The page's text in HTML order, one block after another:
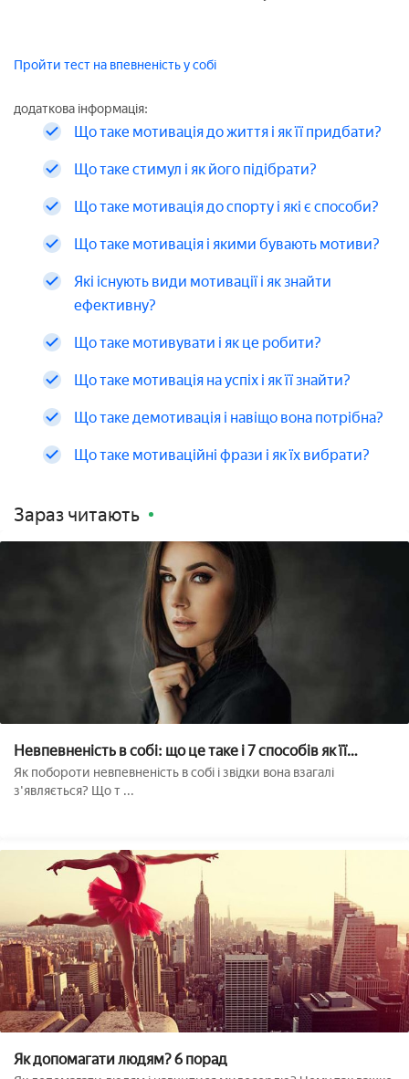
Пройти тест на впевненість у собі
додаткова інформація:
Що таке мотивація до життя і як її придбати?
Що таке стимул і як його підібрати?
Що таке мотивація до спорту і які є способи?
Що таке мотивація і якими бувають мотиви?
Які існують види мотивації і як знайти
ефективну?
Що таке мотивувати і як це робити?
Що таке мотивація на успіх і як її знайти?
Що таке демотивація і навіщо вона потрібна?
Що таке мотиваційні фрази і як їх вибрати?
Зараз читають
Невпевненість в собі: що це таке і 7 способів як її
побороти
Як побороти невпевненість в собі і звідки вона взагалі
з'являється? Що т ...
Як допомагати людям? 6 порад